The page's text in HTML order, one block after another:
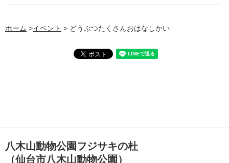
ホーム >イベント > どうぶつたくさんおはなしかい
八木山動物公園フジサキの杜
（仙台市八木山動物公園）